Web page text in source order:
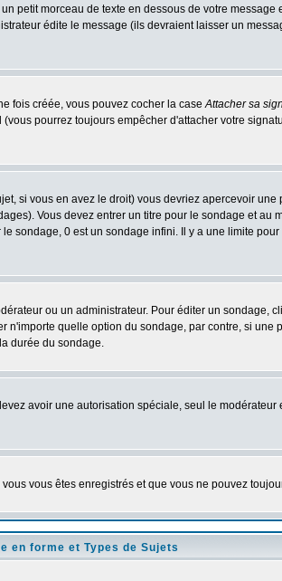
petit morceau de texte en dessous de votre
édite le message (ils devraient laisser un
fois créée, vous pouvez cocher la caseAttacher sa
pourrez toujours empêcher d'attacher votre
si vous en avez le droit) vous devriez apercevoir une
Vous devez entrer un titre pour le sondage et
sondage, 0 est un sondage infini. Il y a une limite
ou un administrateur. Pour éditer un sondage,
quelle option du sondage, par contre, si
durée du sondage.
avoir une autorisation spéciale, seul le
vous êtes enregistrés et que vous ne pouvez
en forme et Types de Sujets